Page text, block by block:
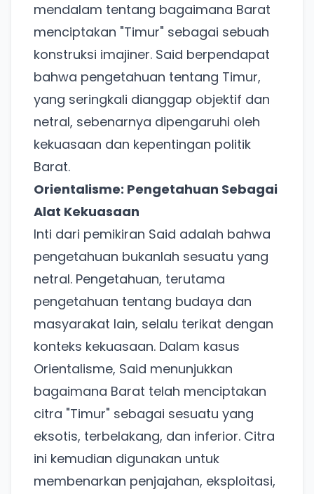
mendalam tentang bagaimana Barat
menciptakan "Timur" sebagai sebuah
konstruksi imajiner. Said berpendapat
bahwa pengetahuan tentang Timur,
yang seringkali dianggap objektif dan
netral, sebenarnya dipengaruhi oleh
kekuasaan dan kepentingan politik
Barat.
Orientalisme: Pengetahuan Sebagai
Alat Kekuasaan
Inti dari pemikiran Said adalah bahwa
pengetahuan bukanlah sesuatu yang
netral. Pengetahuan, terutama
pengetahuan tentang budaya dan
masyarakat lain, selalu terikat dengan
konteks kekuasaan. Dalam kasus
Orientalisme, Said menunjukkan
bagaimana Barat telah menciptakan
citra "Timur" sebagai sesuatu yang
eksotis, terbelakang, dan inferior. Citra
ini kemudian digunakan untuk
membenarkan penjajahan, eksploitasi,